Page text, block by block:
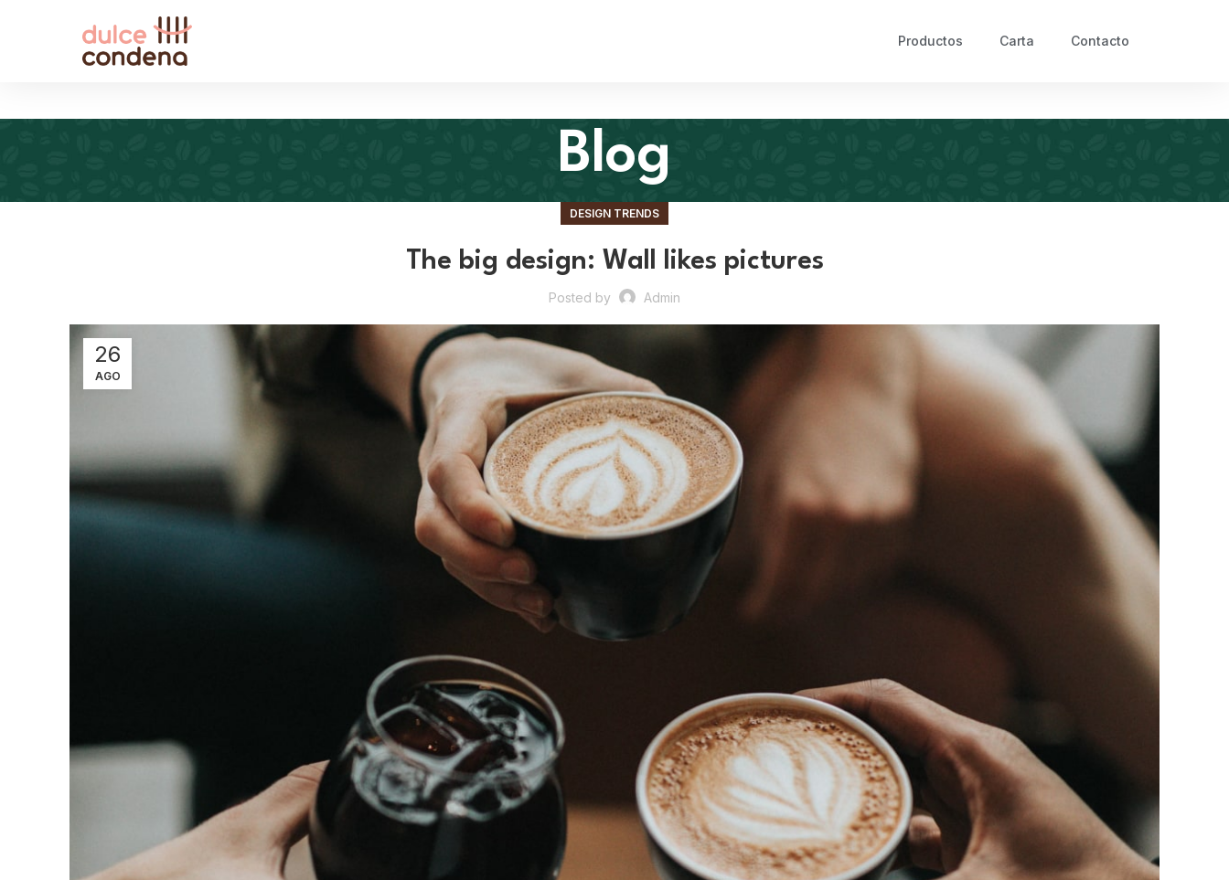
Productos Carta Contacto
Blog
DESIGN TRENDS
The big design: Wall likes pictures
Posted by Admin
26
AGO